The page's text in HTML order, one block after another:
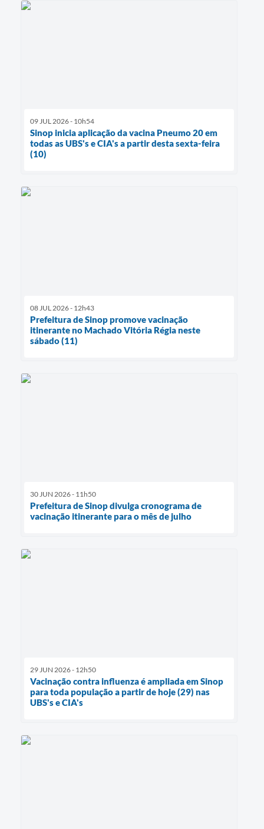
09 JUL 2026 - 10h54
Sinop inicia aplicação da vacina Pneumo 20 em
todas as UBS's e CIA's a partir desta sexta-feira
(10)
08 JUL 2026 - 12h43
Prefeitura de Sinop promove vacinação
itinerante no Machado Vitória Régia neste
sábado (11)
30 JUN 2026 - 11h50
Prefeitura de Sinop divulga cronograma de
vacinação itinerante para o mês de julho
29 JUN 2026 - 12h50
Vacinação contra influenza é ampliada em Sinop
para toda população a partir de hoje (29) nas
UBS's e CIA's